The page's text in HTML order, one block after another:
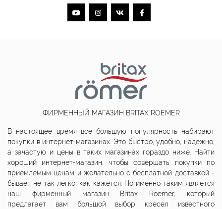
ФИРМЕННЫЙ МАГАЗИН BRITAX ROEMER
В настоящее время все большую популярность набирают
покупки в интернет-магазинах. Это быстро, удобно, надежно,
а зачастую и цены в таких магазинах гораздо ниже. Найти
хороший интернет-магазин, чтобы совершать покупки по
приемлемым ценам и желательно с бесплатной доставкой -
бывает не так легко, как кажется. Но именно таким является
наш фирменный магазин Britax Roemer, который
предлагает вам большой выбор кресел известного